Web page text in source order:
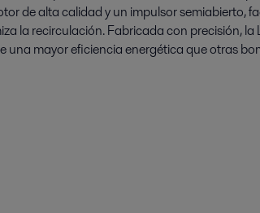
de alta calidad y un impulsor semiabierto,
la recirculación. Fabricada con precisión, la
una mayor eficiencia energética que otras